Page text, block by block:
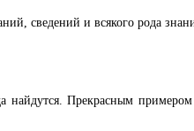
сведений и всякого рода
найдутся. Прекрасным